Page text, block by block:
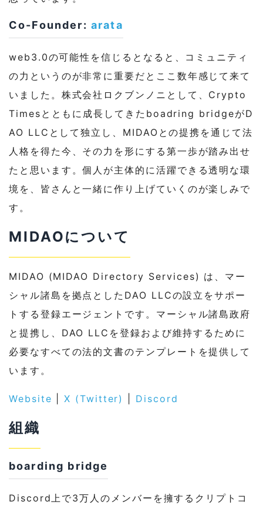
Co-Founder: arata
web3.0の可能性を信じるとなると、コミュニティ
の力というのが非常に重要だとここ数年感じて来て
いました。株式会社ロクブンノニとして、Crypto
Timesとともに成長してきたboadring bridgeがD
AO LLCとして独立し、MIDAOとの提携を通じて法
人格を得た今、その力を形にする第一歩が踏み出せ
たと思います。個人が主体的に活躍できる透明な環
境を、皆さんと一緒に作り上げていくのが楽しみで
す。
MIDAOについて
MIDAO (MIDAO Directory Services) は、マー
シャル諸島を拠点としたDAO LLCの設立をサポー
トする登録エージェントです。マーシャル諸島政府
と提携し、DAO LLCを登録および維持するために
必要なすべての法的文書のテンプレートを提供して
います。
Website |X (Twitter) Discord
組織
boarding bridge
Discord上で3万人のメンバーを擁するクリプトコ